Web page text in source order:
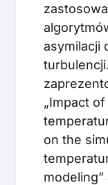
asymilacji
„Impact
on the